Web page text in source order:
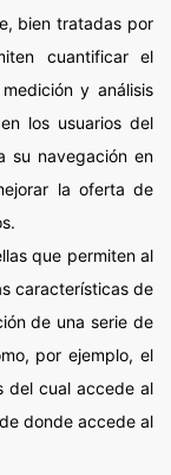
bien tratadas por
cuantificar el
y análisis
los usuarios del
su navegación en
la oferta de
que permiten al
características de
de una serie de
por ejemplo, el
del cual accede al
donde accede al